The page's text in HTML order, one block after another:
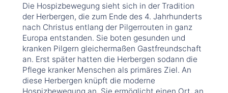
Die Hospizbewegung sieht sich in der Tradition
der Herbergen, die zum Ende des 4. Jahrhunderts
nach Christus entlang der Pilgerrouten in ganz
Europa entstanden. Sie boten gesunden und
kranken Pilgern gleichermaßen Gastfreundschaft
an. Erst später hatten die Herbergen sodann die
Pflege kranker Menschen als primäres Ziel. An
diese Herbergen knüpft die moderne
Hospizbewegung an. Sie ermöglicht einen Ort, an